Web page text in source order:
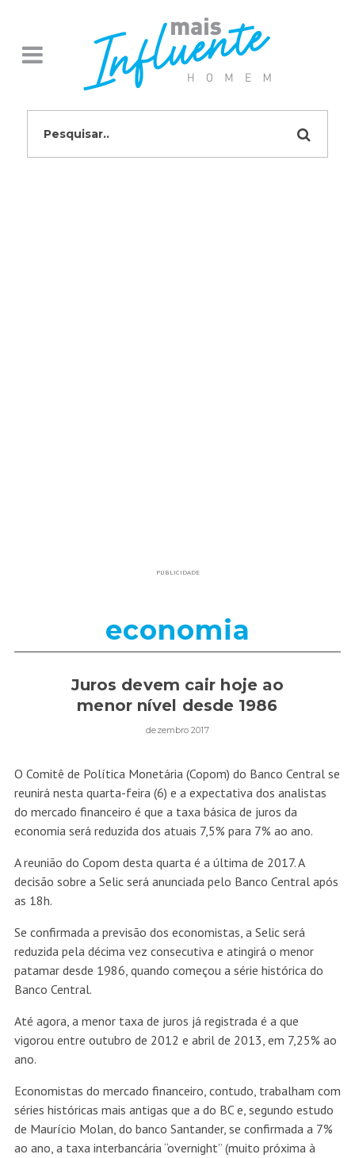
PUBLICIDADE
economia
Juros devem cair hoje ao
menor nível desde 1986
dezembro 2017
O Comitê de Política Monetária (Copom) do Banco Central se
reunirá nesta quarta-feira (6) e a expectativa dos analistas
do mercado financeiro é que a taxa básica de juros da
economia será reduzida dos atuais 7,5% para 7% ao ano.
A reunião do Copom desta quarta é a última de 2017. A
decisão sobre a Selic será anunciada pelo Banco Central após
as 18h.
Se confirmada a previsão dos economistas, a Selic será
reduzida pela décima vez consecutiva e atingirá o menor
patamar desde 1986, quando começou a série histórica do
Banco Central.
Até agora, a menor taxa de juros já registrada é a que
vigorou entre outubro de 2012 e abril de 2013, em 7,25% ao
ano.
Economistas do mercado financeiro, contudo, trabalham com
séries históricas mais antigas que a do BC e, segundo estudo
de Maurício Molan, do banco Santander, se confirmada a 7%
ao ano, a taxa interbancária “overnight” (muito próxima à